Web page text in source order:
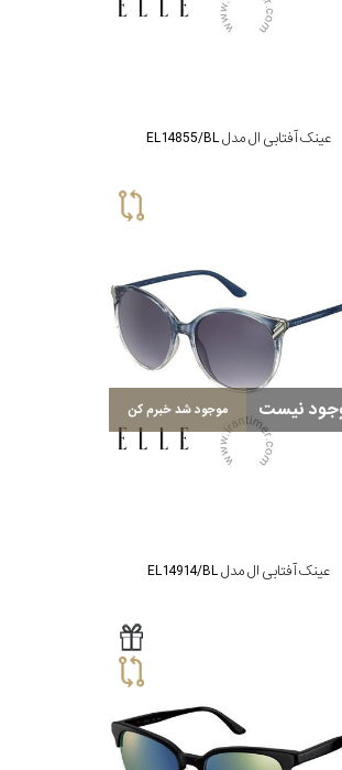
عینک آفتابی ال مدل EL14855/BL
نیست موجود شد خبرم کن
عینک آفتابی ال مدل EL14914/BL